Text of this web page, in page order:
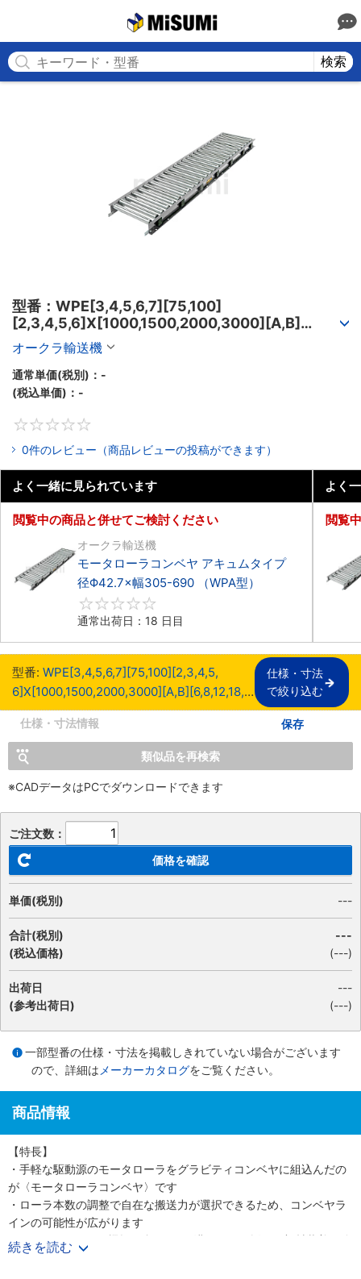
検索
型番：WPE[3,4,5,6,7][75,100]
[2,3,4,5,6]X[1000,1500,2000,3000][A,B]
[6,8,12,18,26,37]-[X1,Z5]
モータローラコンベヤ スタンダードタイプ 径
Φ42.7×幅305-690 （WPE型）
オークラ輸送機
通常単価(税別)： -
(税込単価)： -
0件のレビュー（商品レビューの投稿ができます）
よく一緒に見られています
閲覧中の商品と併せてご検討ください
オークラ輸送機
モータローラコンベヤ アキュムタイプ
径Φ42.7×幅305-690 （WPA型）
通常出荷日：18 日目
よく
閲覧
型番: WPE[3,​4,​5,​6,​7][75,​100][2,​3,​4,​5,​
6]X[1000,​1500,​2000,​3000][A,​B][6,​8,​12,​18,​
26,​37]-[X1,​Z5]
仕様・寸法
で絞り込む
仕様・寸法情報 保存
類似品を再検索
※CADデータはPCでダウンロードできます
ご注文数：
価格を確認
単価(税別) ---
合計(税別)
(税込価格)
---
(---)
出荷日
(参考出荷日)
---
(---)
一部型番の仕様・寸法を掲載しきれていない場合がございます
ので、詳細は メーカーカタログをご覧ください。
商品情報
【特長】
・手軽な駆動源のモータローラをグラビティコンベヤに組込んだの
が〈モータローラコンベヤ〉です
・ローラ本数の調整で自在な搬送力が選択できるため、コンベヤラ
インの可能性が広がります
・ベルコンミニIIIに機幅を合わせた2溝フレーム採用。部材装着も簡
単でより使いやすくなりました
続きを読む